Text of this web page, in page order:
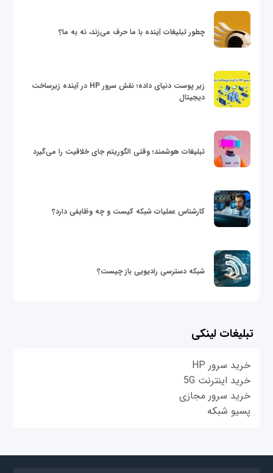
چطور تبلیغات آینده با ما حرف می‌زند، نه به ما؟
زیر پوست دنیای داده؛ نقش سرور HP در آینده زیرساخت
دیجیتال
تبلیغات هوشمند؛ وقتی الگوریتم جای خلاقیت را می‌گیرد
کارشناس عملیات شبکه کیست و چه وظایفی دارد؟
شبکه دسترسی رادیویی باز چیست؟
تبلیغات لینکی
خرید سرور HP
خرید اینترنت 5G
خرید سرور مجازی
پسیو شبکه